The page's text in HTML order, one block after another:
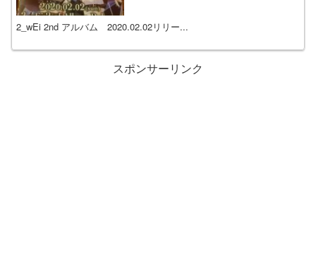
2_wEi 2nd アルバム 2020.02.02リリー...
スポンサーリンク